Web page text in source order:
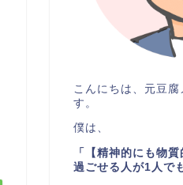
こんにちは、元豆
す。
僕は、
「【精神的にも物
過ごせる人が1人で